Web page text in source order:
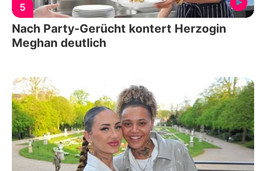
5
Nach Party-Gerücht kontert Herzogin
Meghan deutlich